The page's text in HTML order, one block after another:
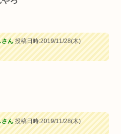
さん投稿日時:2019/11/28(木)
さん投稿日時:2019/11/28(木)